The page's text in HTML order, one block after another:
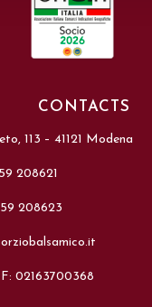
CONTACTS
113 – 41121 Modena
208621
208623
02163700368